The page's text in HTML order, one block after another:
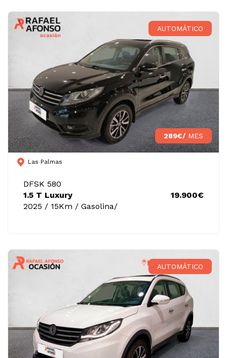
AUTOMÁTICO
289€/ MES
Las Palmas
DFSK 580
1.5 T Luxury
2025 / 15Km / Gasolina/
19.900€
AUTOMÁTICO